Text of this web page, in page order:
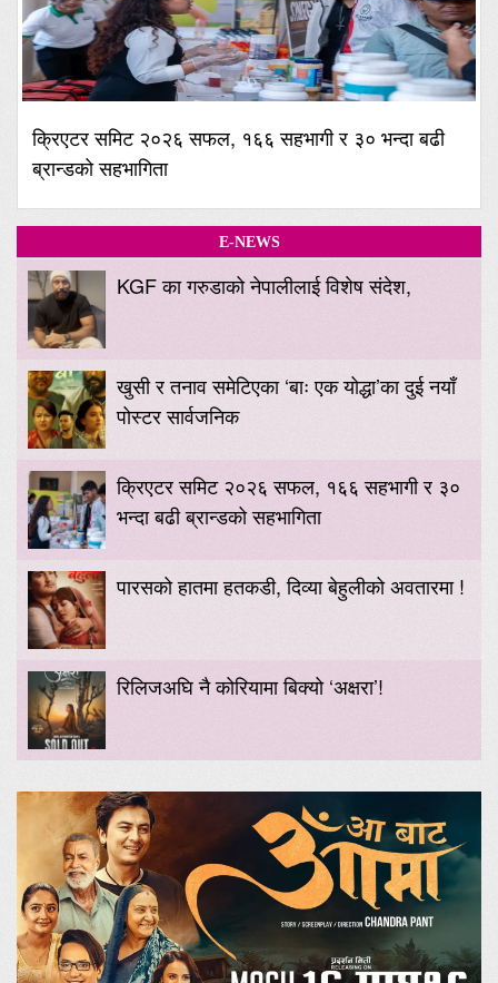
क्रिएटर समिट २०२६ सफल, १६६ सहभागी र ३० भन्दा बढी
ब्रान्डको सहभागिता
E-NEWS
KGF का गरुडाको नेपालीलाई विशेष संदेश,
खुसी र तनाव समेटिएका ‘बाः एक योद्धा’का दुई नयाँ
पोस्टर सार्वजनिक
क्रिएटर समिट २०२६ सफल, १६६ सहभागी र ३०
भन्दा बढी ब्रान्डको सहभागिता
पारसको हातमा हतकडी, दिव्या बेहुलीको अवतारमा !
रिलिजअघि नै कोरियामा बिक्यो ‘अक्षरा’!